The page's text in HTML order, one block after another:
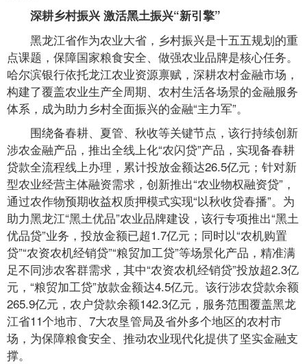
深耕乡村振兴 激活黑土振兴“新引擎”
黑龙江省作为农业大省，乡村振兴是十五五规划的重
点课题，保障国家粮食安全、做强农业品牌是核心任务。
哈尔滨银行依托龙江农业资源禀赋，深耕农村金融市场，
构建了覆盖农业生产全周期、农村生活各场景的金融服务
体系，成为助力乡村全面振兴的金融“主力军”。
围绕备春耕、夏管、秋收等关键节点，该行持续创新
涉农金融产品，推出全线上化“农闪贷”产品，实现备春耕
贷款全流程线上办理，累计投放金额达26.5亿元；针对新
型农业经营主体融资需求，创新推出“农业物权融资贷”，
通过农作物预期收益权质押模式实现“以秋收贷春播”。为
助力黑龙江“黑土优品”农业品牌建设，该行专项推出“黑土
优品贷”业务，投放金额已超1.7亿元；同时以“农机购置
贷”“农资农机经销贷”“粮贸加工贷”等场景化产品，精准满
足不同涉农客群需求，其中“农资农机经销贷”投放超2.3亿
元，“粮贸加工贷”放款金额达4.5亿元。该行涉农贷款余额
265.9亿元，农户贷款余额142.3亿元，服务范围覆盖黑龙
江省11个地市、7大农垦管局及省外多个地区的农村市
场，为保障粮食安全、推动农业现代化提供了坚实金融支
撑。